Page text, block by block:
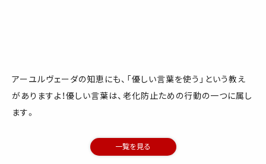
アーユルヴェーダの知恵にも、「優しい言葉を使う」という教え
がありますよ！優しい言葉は、老化防止ための行動の一つに属し
ます。
一覧を見る